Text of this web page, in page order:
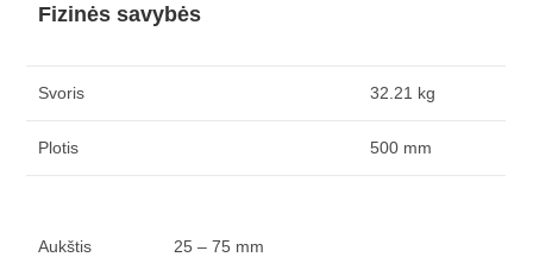
Fizinės savybės
Svoris 32.21 kg
Plotis 500 mm
Aukštis 25 – 75 mm